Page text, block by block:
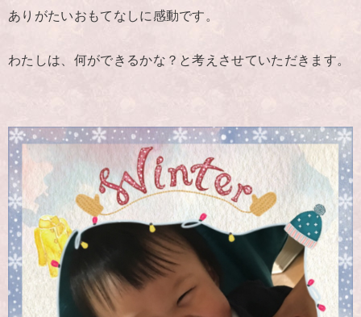
ありがたいおもてなしに感動です。
わたしは、何ができるかな？と考えさせていただきます。